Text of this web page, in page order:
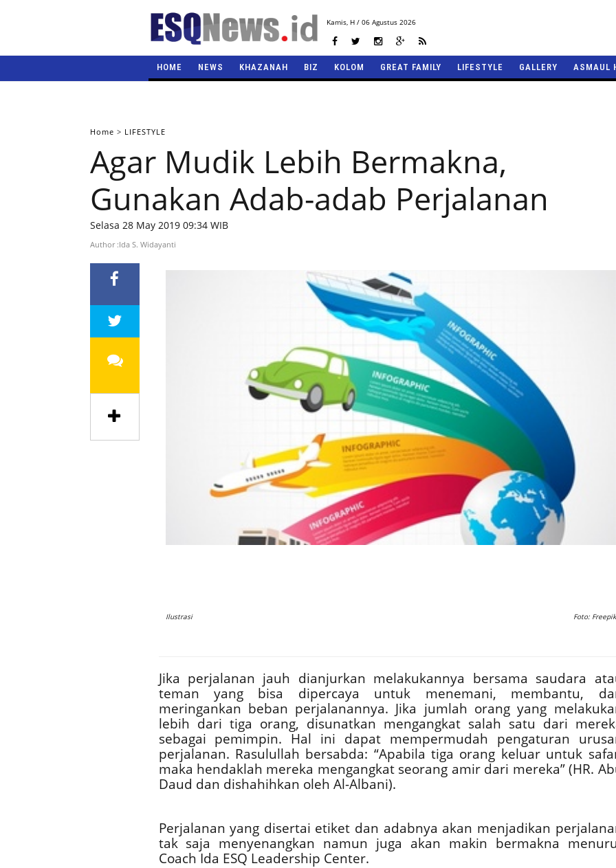
Kamis,H / 06 Agustus 2026
HOME NEWS KHAZANAH BIZ KOLOM GREAT FAMILY LIFESTYLE GALLERY ASMAUL
Home > LIFESTYLE
Agar Mudik Lebih Bermakna,
Gunakan Adab-adab Perjalanan
Selasa 28 May 2019 09:34 WIB
Author :Ida S. Widayanti
Ilustrasi Foto: Freepik
Jika perjalanan jauh dianjurkan melakukannya bersama saudara
teman yang bisa dipercaya untuk menemani, membantu,
meringankan beban perjalanannya. Jika jumlah orang yang
lebih dari tiga orang, disunatkan mengangkat salah satu dari
sebagai pemimpin. Hal ini dapat mempermudah pengaturan
perjalanan. Rasulullah bersabda: “Apabila tiga orang keluar untuk
maka hendaklah mereka mengangkat seorang amir dari mereka” (HR.
Daud dan dishahihkan oleh Al-Albani).
Perjalanan yang disertai etiket dan adabnya akan menjadikan
tak saja menyenangkan namun juga akan makin bermakna
Coach Ida ESQ Leadership Center.